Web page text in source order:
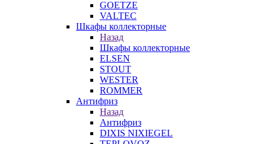
GOETZE
VALTEC
Шкафы коллекторные
Назад
Шкафы коллекторные
ELSEN
STOUT
WESTER
ROMMER
Антифриз
Назад
Антифриз
DIXIS NIXIEGEL